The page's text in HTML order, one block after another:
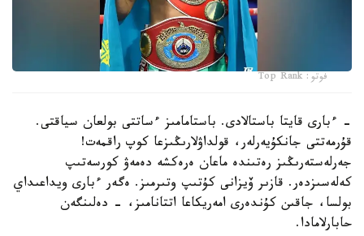
فوتو: Top Rank
- ءبارى قايتا باستالادى. باستامامىز ءساتتى بولعان سياقتى.
قۇرمەتتى جانكۇيەرلەر، قولداۋلارىڭىزعا كوپ راقمەت!
جەرلەستەرىڭىز رەتىندە ماعان ەرەكشە دەمەۋ كورسەتىپ
كەلەسىزدەر. قازىر ۆيزانى كۇتىپ وتىرمىز. ەگەر ءبارى ويداعىداي
بولسا، جاقىن كۇندەرى امەريكاعا اتتانامىز، - دەلىنگەن
حابارلامادا.